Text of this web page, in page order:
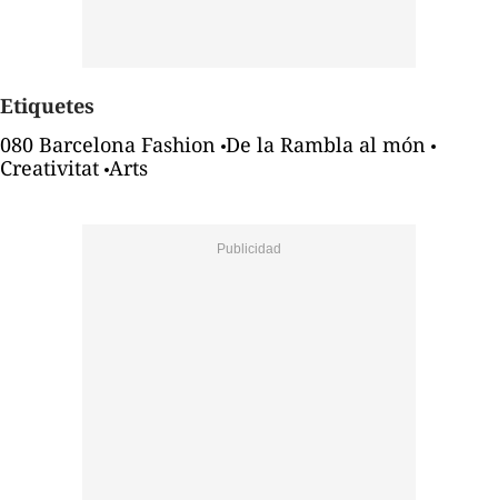
Etiquetes
080 Barcelona Fashion De la Rambla al món
Creativitat Arts